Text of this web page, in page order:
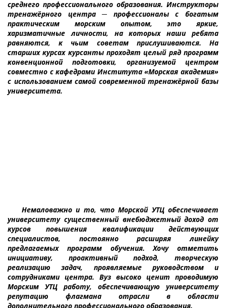
среднего профессионального образования. Инструкторы
тренажёрного центра ─ профессионалы с богатым
практическим морским опытом, это яркие,
харизматичные личности, на которых наши ребята
равняются, к чьим советам прислушиваются. На
старших курсах курсанты проходят целый ряд программ
конвенционной подготовки, организуемой центром
совместно с кафедрами Института «Морская академия»
с использованием самой современной тренажёрной базы
университета.
Немаловажно и то, что Морской УТЦ обеспечивает
университету существенный внебюджетный доход от
курсов повышения квалификации действующих
специалистов, постоянно расширяя линейку
предлагаемых программ обучения. Хочу отметить
инициативу, проактивный подход, творческую
реализацию задач, проявляемые руководством и
сотрудниками центра. Вуз высоко ценит проводимую
Морским УТЦ работу, обеспечивающую университету
репутацию флагмана отрасли в области
дополнительного профессионального образования.